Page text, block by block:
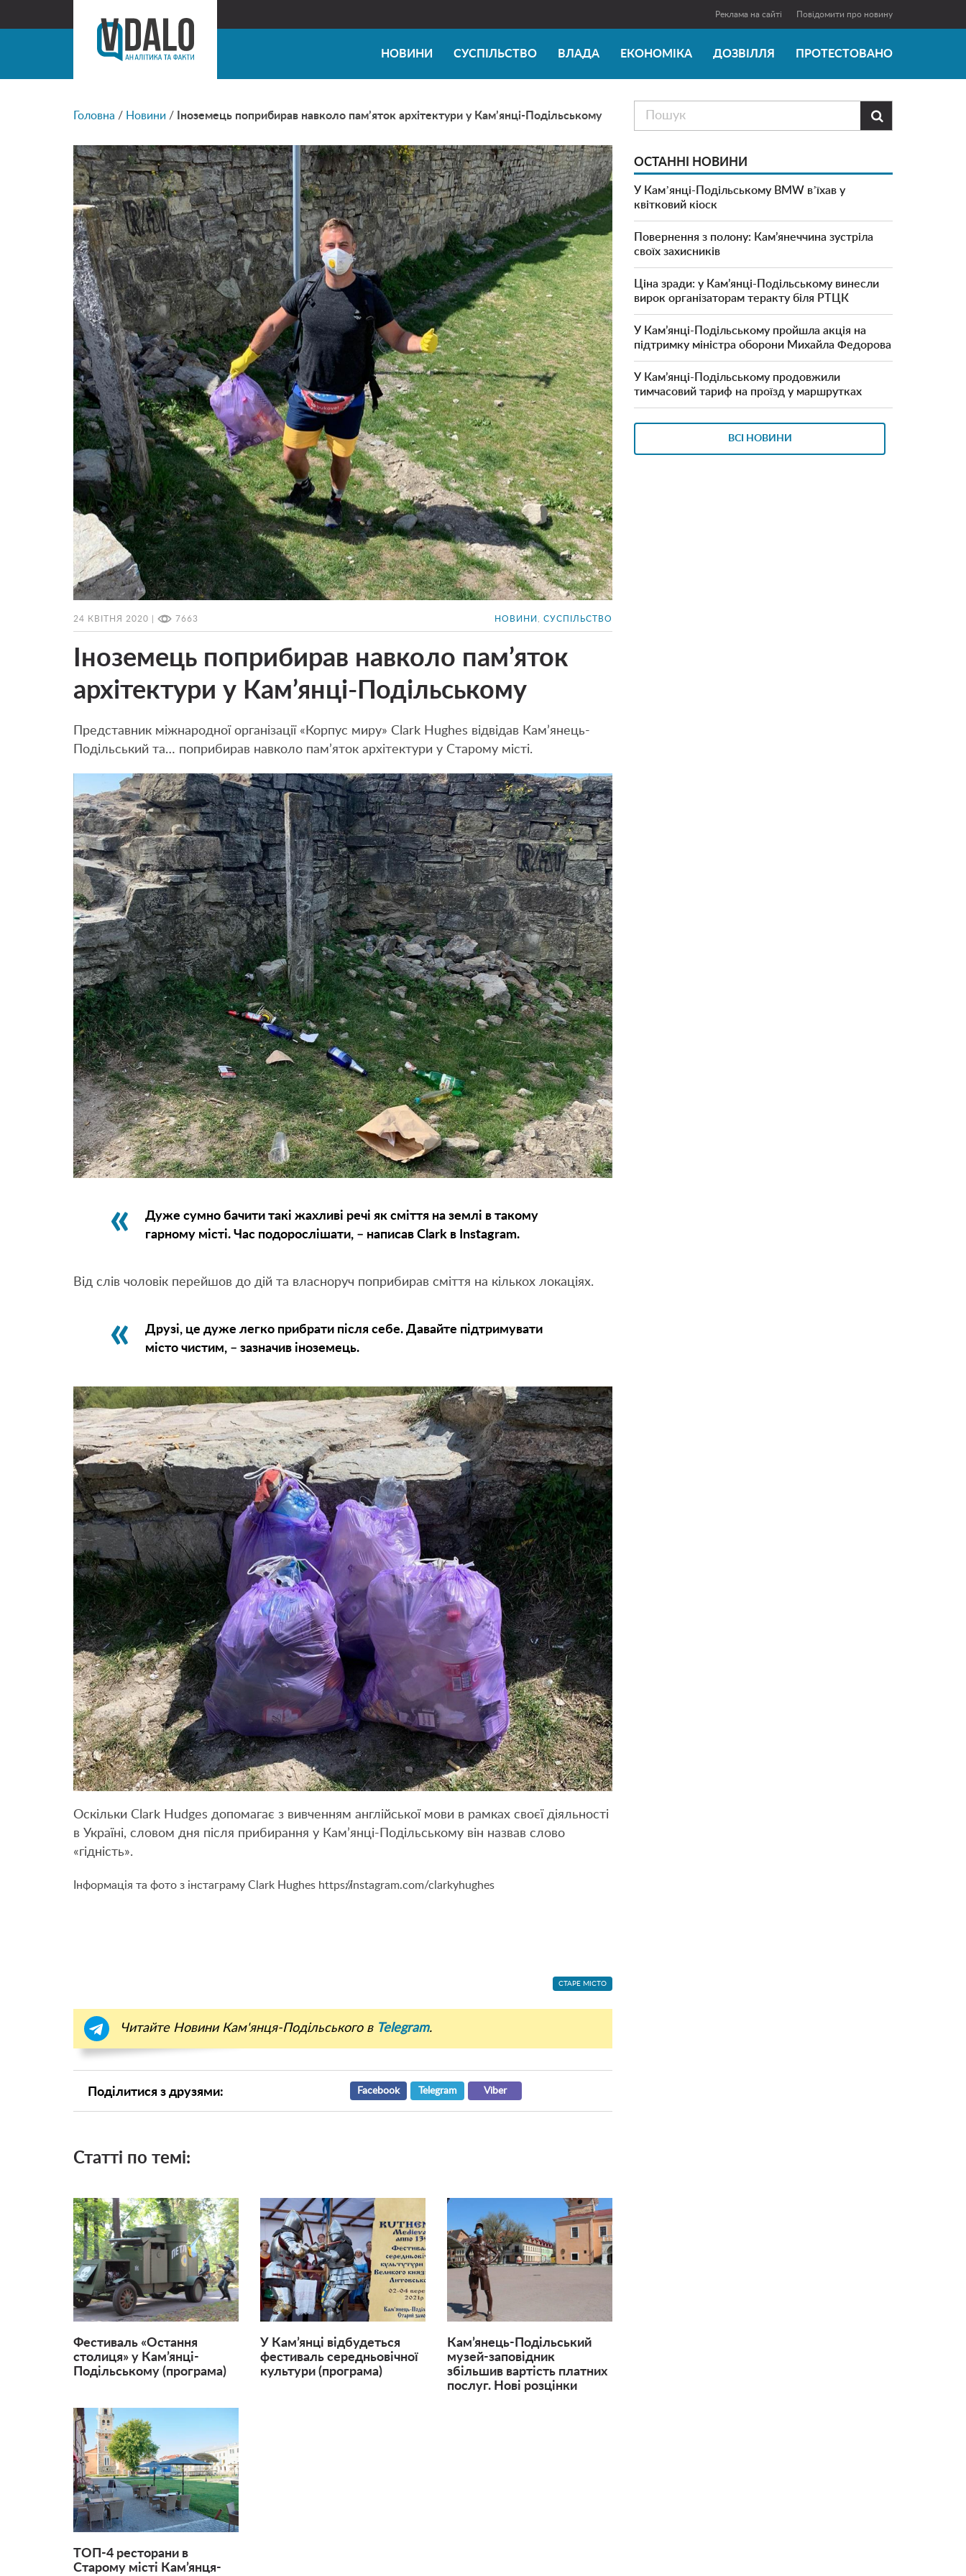
Реклама на сайті Повідомити про новину
НОВИНИ СУСПІЛЬСТВО ВЛАДА ЕКОНОМІКА ДОЗВІЛЛЯ ПРОТЕСТОВАНО
Головна / Новини / Іноземець поприбирав навколо пам’яток архітектури у Кам’янці-Подільському
24 КВІТНЯ 2020 | 7663 НОВИНИ , СУСПІЛЬСТВО
Іноземець поприбирав навколо пам’яток
архітектури у Кам’янці-Подільському
Представник міжнародної організації «Корпус миру» Clark Hughes відвідав Кам’янець-
Подільський та… поприбирав навколо пам’яток архітектури у Старому місті.
Дуже сумно бачити такі жахливі речі як сміття на землі в такому
гарному місті. Час подорослішати, – написав Clark в Instagram.
Від слів чоловік перейшов до дій та власноруч поприбирав сміття на кількох локаціях.
Друзі, це дуже легко прибрати після себе. Давайте підтримувати
місто чистим, – зазначив іноземець.
Оскільки Clark Hudges допомагає з вивченням англійської мови в рамках своєї діяльності
в Україні, словом дня після прибирання у Кам’янці-Подільському він назвав слово
«гідність».
Інформація та фото з інстаграму Clark Hughes https://instagram.com/clarkyhughes
СТАРЕ МІСТО
Читайте Новини Кам'янця-Подільського в Telegram.
Поділитися з друзями: Facebook Telegram Viber
Статті по темі:
Фестиваль «Остання
столиця» у Кам’янці-
Подільському (програма)
У Кам’янці відбудеться
фестиваль середньовічної
культури (програма)
Кам’янець-Подільський
музей-заповідник
збільшив вартість платних
послуг. Нові розцінки
ТОП-4 ресторани в
Старому місті Кам’янця-

ОСТАННІ НОВИНИ
У Камʼянці-Подільському BMW вʼїхав у
квітковий кіоск
Повернення з полону: Кам’янеччина зустріла
своїх захисників
Ціна зради: у Кам’янці-Подільському винесли
вирок організаторам теракту біля РТЦК
У Кам’янці-Подільському пройшла акція на
підтримку міністра оборони Михайла Федорова
У Кам’янці-Подільському продовжили
тимчасовий тариф на проїзд у маршрутках
ВСІ НОВИНИ